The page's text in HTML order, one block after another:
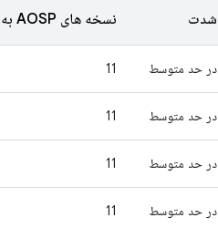
شدت نسخه های AOSP به روز شده
در حد متوسط 11
در حد متوسط 11
در حد متوسط 11
در حد متوسط 11